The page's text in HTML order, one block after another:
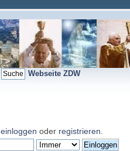
Webseite ZDW
einloggen oder registrieren